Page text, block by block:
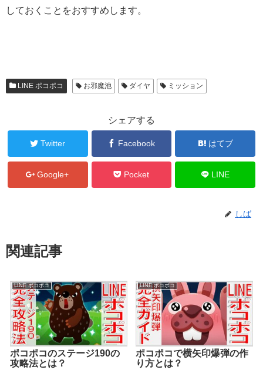
しておくことをおすすめします。
LINE ポコポコ お邪魔池 ダイヤ ミッション
シェアする
Twitter Facebook はてブ
Google+ Pocket LINE
しば
関連記事
LINE ポコポコ
ポコポコのステージ190の
攻略法とは？
LINE ポコポコ
ポコポコで横矢印爆弾の作
り方とは？